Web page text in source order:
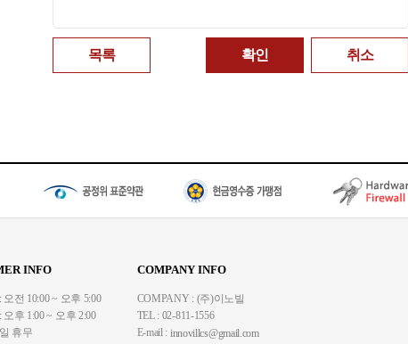
목록 확인 취소
INFO
전 10:00 ~ 오후 5:00
후 1:00 ~ 오후 2:00
휴무
COMPANY INFO
COMPANY : (주)이노빌
TEL : 02-811-1556
E-mail : innovillcs@gmail.com